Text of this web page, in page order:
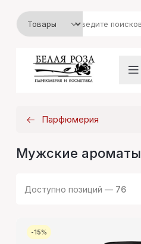
Парфюмерия
Мужские ароматы
Доступно позиций — 76
-15%